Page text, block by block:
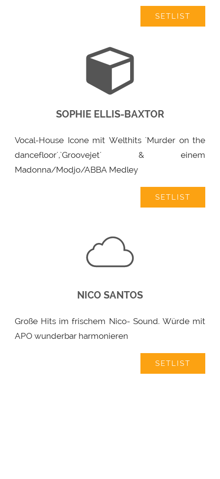
SETLIST
SOPHIE ELLIS-BAXTOR
Vocal-House Icone mit Welthits `Murder on the
dancefloor´,`Groovejet´ & einem
Madonna/Modjo/ABBA Medley
SETLIST
NICO SANTOS
Große Hits im frischem Nico- Sound. Würde mit
APO wunderbar harmonieren
SETLIST